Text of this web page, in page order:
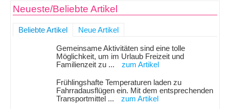
Neueste/Beliebte Artikel
Beliebte Artikel Neue Artikel
Gemeinsame Aktivitäten sind eine tolle
Möglichkeit, um im Urlaub Freizeit und
Familienzeit zu ...
zum Artikel
Frühlingshafte Temperaturen laden zu
Fahrradausflügen ein. Mit dem entsprechenden
Transportmittel ...
zum Artikel